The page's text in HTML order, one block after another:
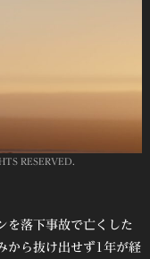
RESERVED.
を落下事故で亡くした
から抜け出せず1年が経